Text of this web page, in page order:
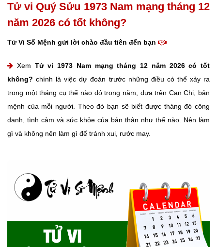
Tử vi Quý Sửu 1973 Nam mạng tháng 12
năm 2026 có tốt không?
Tử Vi Số Mệnh gửi lời chào đầu tiên đến bạn
Xem Tử vi 1973 Nam mạng tháng 12 năm 2026 có tốt
không? chính là việc dự đoán trước những điều có thể xảy ra
trong một tháng cụ thể nào đó trong năm, dựa trên Can Chi, bản
mệnh của mỗi người. Theo đó bạn sẽ biết được tháng đó công
danh, tình cảm và sức khỏe của bản thân như thế nào. Nên làm
gì và không nên làm gì để tránh xui, rước may.